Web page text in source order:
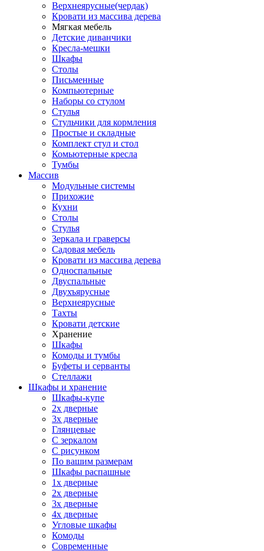
Верхнеярусные(чердак)
Кровати из массива дерева
Мягкая мебель
Детские диванчики
Кресла-мешки
Шкафы
Столы
Письменные
Компьютерные
Наборы со стулом
Стулья
Стульчики для кормления
Простые и складные
Комплект стул и стол
Комьютерные кресла
Тумбы
Массив
Модульные системы
Прихожие
Кухни
Столы
Стулья
Зеркала и граверсы
Садовая мебель
Кровати из массива дерева
Односпальные
Двуспальные
Двухъярусные
Верхнеярусные
Тахты
Кровати детские
Хранение
Шкафы
Комоды и тумбы
Буфеты и серванты
Стеллажи
Шкафы и хранение
Шкафы-купе
2х дверные
3х дверные
Глянцевые
С зеркалом
С рисунком
По вашим размерам
Шкафы распашные
1х дверные
2х дверные
3х дверные
4х дверные
Угловые шкафы
Комоды
Современные